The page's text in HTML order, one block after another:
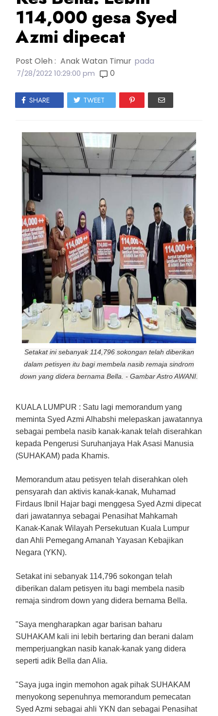
114,000 gesa Syed
Azmi dipecat
Post Oleh : Anak Watan Timur pada
7/28/2022 10:29:00 pm 0
SHARE TWEET
Setakat ini sebanyak 114,796 sokongan telah diberikan
dalam petisyen itu bagi membela nasib remaja sindrom
down yang didera bernama Bella. - Gambar Astro AWANI.
KUALA LUMPUR : Satu lagi memorandum yang
meminta Syed Azmi Alhabshi melepaskan jawatannya
sebagai pembela nasib kanak-kanak telah diserahkan
kepada Pengerusi Suruhanjaya Hak Asasi Manusia
(SUHAKAM) pada Khamis.
Memorandum atau petisyen telah diserahkan oleh
pensyarah dan aktivis kanak-kanak, Muhamad
Firdaus Ibnil Hajar bagi menggesa Syed Azmi dipecat
dari jawatannya sebagai Penasihat Mahkamah
Kanak-Kanak Wilayah Persekutuan Kuala Lumpur
dan Ahli Pemegang Amanah Yayasan Kebajikan
Negara (YKN).
Setakat ini sebanyak 114,796 sokongan telah
diberikan dalam petisyen itu bagi membela nasib
remaja sindrom down yang didera bernama Bella.
"Saya mengharapkan agar barisan baharu
SUHAKAM kali ini lebih bertaring dan berani dalam
memperjuangkan nasib kanak-kanak yang didera
seperti adik Bella dan Alia.
"Saya juga ingin memohon agak pihak SUHAKAM
menyokong sepenuhnya memorandum pemecatan
Syed Azmi sebagai ahli YKN dan sebagai Penasihat